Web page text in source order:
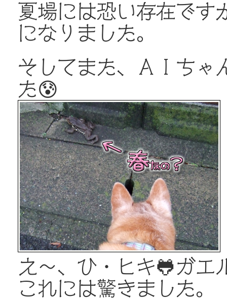
夏場には恐い存在です
になりました。
そしてまた、ＡＩちゃ
た😰
え～、ひ・ヒキ🐸ガエ
これには驚きました。